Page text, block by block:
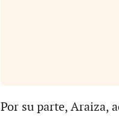
Por su parte, Araiza,